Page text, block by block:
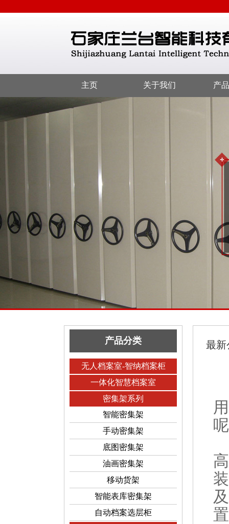
主页 关于我们 产
产品分类
无人档案室-智纳档案柜
一体化智慧档案室
密集架系列
智能密集架
手动密集架
底图密集架
油画密集架
移动货架
智能表库密集架
自动档案选层柜
最新